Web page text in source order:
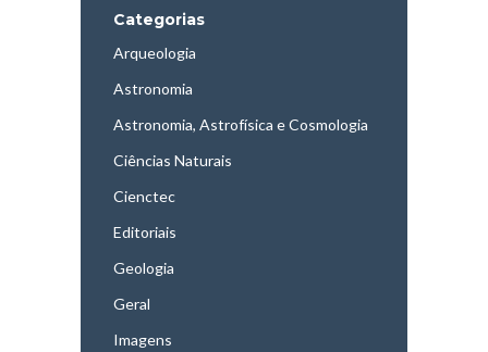
Categorias
Arqueologia
Astronomia
Astronomia, Astrofísica e Cosmologia
Ciências Naturais
Cienctec
Editoriais
Geologia
Geral
Imagens